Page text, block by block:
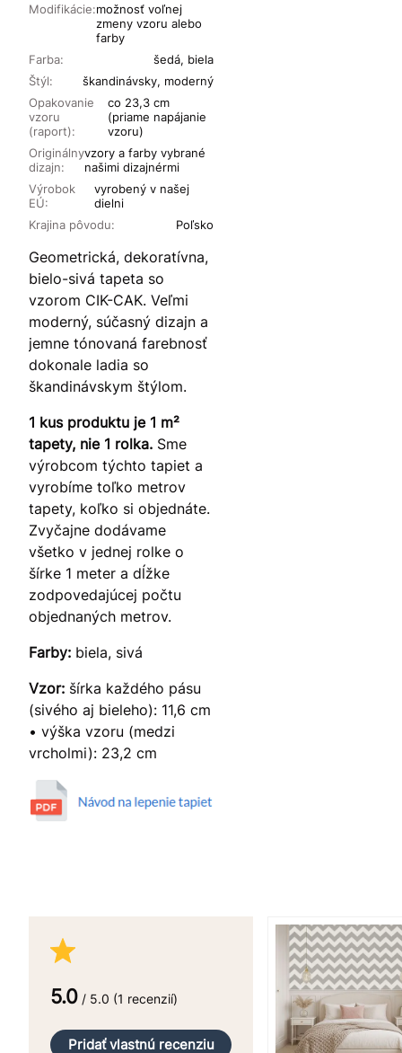
Modifikácie:možnosť voľnej
zmeny vzoru alebo
farby
Farba:
šedá, biela
Opakovanie
vzoru
(raport):
co 23,3 cm
(priame napájanie
vzoru)
Originálny
dizajn:
vzory a farby vybrané
našimi dizajnérmi
Výrobok
EÚ:
vyrobený v našej
dielni
Štýl: škandinávsky, moderný
Krajina pôvodu: Poľsko
Geometrická, dekoratívna,
bielo-sivá tapeta so
vzorom CIK-CAK. Veľmi
moderný, súčasný dizajn a
jemne tónovaná farebnosť
dokonale ladia so
škandinávskym štýlom.
1 kus produktu je 1 m²
tapety, nie 1 rolka. Sme
výrobcom týchto tapiet a
vyrobíme toľko metrov
tapety, koľko si objednáte.
Zvyčajne dodávame
všetko v jednej rolke o
šírke 1 meter a dĺžke
zodpovedajúcej počtu
objednaných metrov.
Farby: biela, sivá
Vzor: šírka každého pásu
(sivého aj bieleho): 11,6 cm
• výška vzoru (medzi
vrcholmi): 23,2 cm
5.0 / 5.0 (1 recenzií)
Pridať vlastnú recenziu